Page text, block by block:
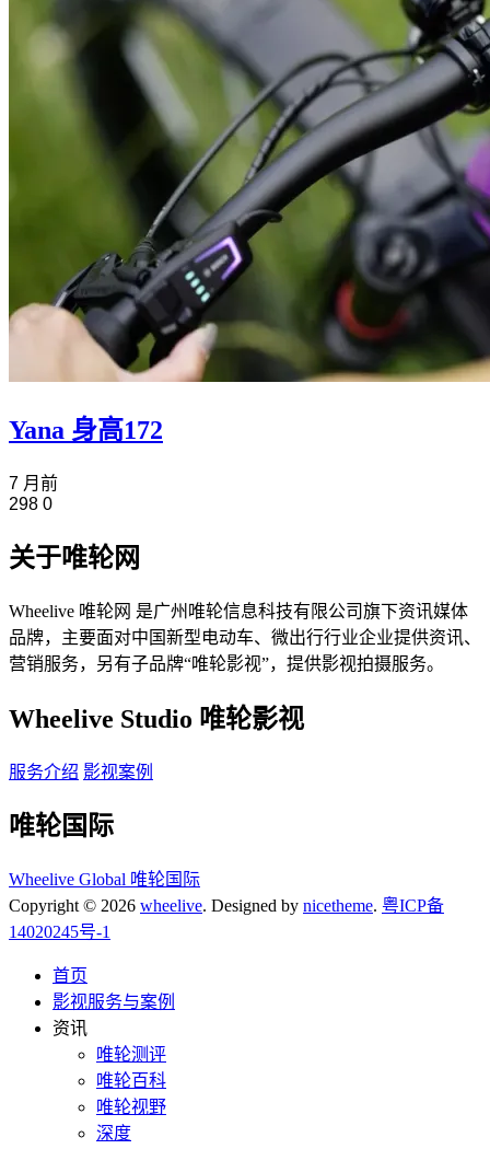
Yana 身高172
7 月前
298 0
关于唯轮网
Wheelive 唯轮网 是广州唯轮信息科技有限公司旗下资讯媒体
品牌，主要面对中国新型电动车、微出行行业企业提供资讯、
营销服务，另有子品牌“唯轮影视”，提供影视拍摄服务。
Wheelive Studio 唯轮影视
服务介绍 影视案例
唯轮国际
Wheelive Global 唯轮国际
Copyright © 2026 wheelive. Designed by nicetheme. 粤ICP备
14020245号-1
首页
影视服务与案例
资讯
唯轮测评
唯轮百科
唯轮视野
深度